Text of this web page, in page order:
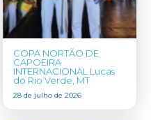
COPA NORTÃO DE
CAPOEIRA
INTERNACIONAL Lucas
do Rio Verde, MT
28 de julho de 2026